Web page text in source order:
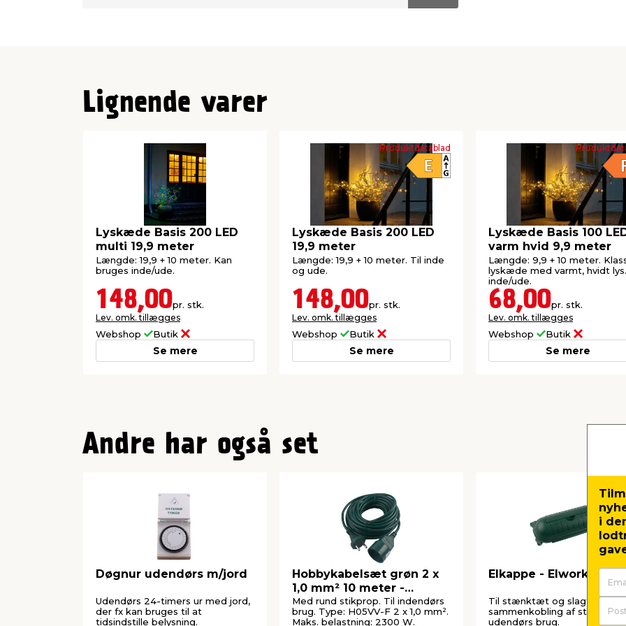
Lignende varer
Lyskæde Basis 200 LED
multi 19,9 meter
Længde: 19,9 + 10 meter. Kan
bruges inde/ude.
148,00pr. stk.
Lev. omk. tillægges
Webshop Butik
Se mere
Produktdatablad
Lyskæde Basis 200 LED
19,9 meter
Længde: 19,9 + 10 meter. Til inde
og ude.
148,00pr. stk.
Lev. omk. tillægges
Webshop Butik
Se mere
Lyskæde Basis 100
varm hvid 9,9 meter
Længde: 9,9 + 10 meter.
lyskæde med varmt, hvidt
inde/ude.
68,00pr. stk.
Lev. omk. tillægges
Webshop Butik
Se mere
Andre har også set
Døgnur udendørs m/jord
Udendørs 24-timers ur med jord,
der fx kan bruges til at
tidsindstille belysning.
Hobbykabelsæt grøn 2 x
1,0 mm² 10 meter -
Elworks
Med rund stikprop. Til indendørs
brug. Type: H05VV-F 2 x 1,0 mm².
Maks. belastning: 2300 W.
Elkappe - Elworks
Til stænktæt og slagfast
sammenkobling af stik. Til
udendørs brug.
i